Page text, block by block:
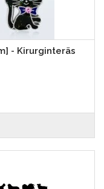
- Kirurginteräs